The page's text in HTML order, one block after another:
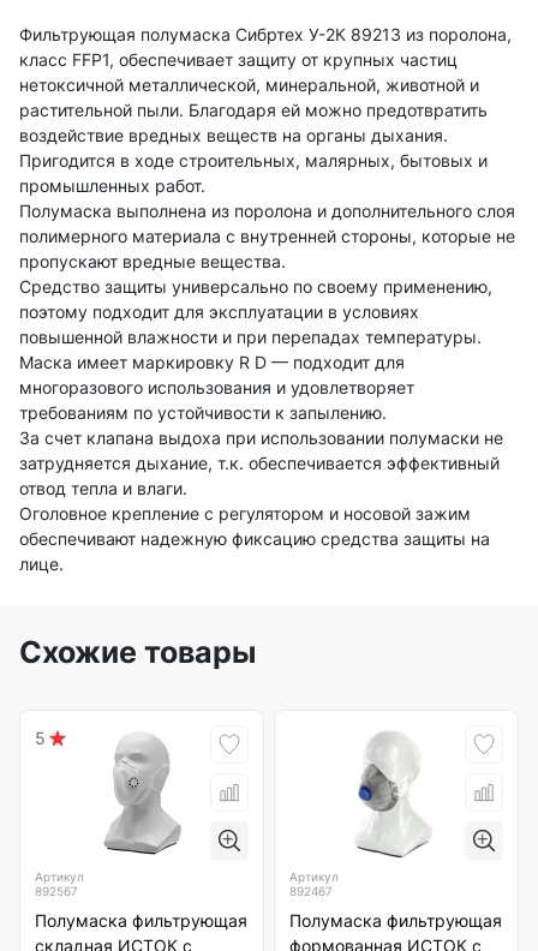
Фильтрующая полумаска Сибртех У-2К 89213 из поролона,
класс FFP1, обеспечивает защиту от крупных частиц
нетоксичной металлической, минеральной, животной и
растительной пыли. Благодаря ей можно предотвратить
воздействие вредных веществ на органы дыхания.
Пригодится в ходе строительных, малярных, бытовых и
промышленных работ.
Полумаска выполнена из поролона и дополнительного слоя
полимерного материала с внутренней стороны, которые не
пропускают вредные вещества.
Средство защиты универсально по своему применению,
поэтому подходит для эксплуатации в условиях
повышенной влажности и при перепадах температуры.
Маска имеет маркировку R D — подходит для
многоразового использования и удовлетворяет
требованиям по устойчивости к запылению.
За счет клапана выдоха при использовании полумаски не
затрудняется дыхание, т.к. обеспечивается эффективный
отвод тепла и влаги.
Оголовное крепление с регулятором и носовой зажим
обеспечивают надежную фиксацию средства защиты на
лице.
Схожие товары
5
Артикул
892567
Полумаска фильтрующая
складная ИСТОК с
Артикул
892467
Полумаска фильтрующая
формованная ИСТОК с